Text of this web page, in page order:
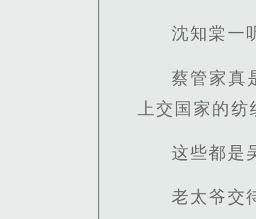
沈知棠一
蔡管家真
上交国家的
这些都是
老太爷交